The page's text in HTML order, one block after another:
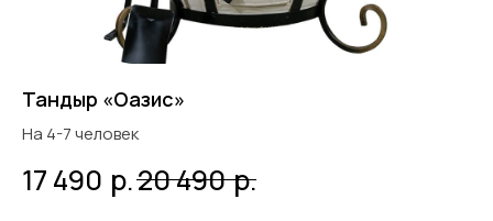
Тандыр «Оазис»
На 4-7 человек
17 490 р.20 490 р.